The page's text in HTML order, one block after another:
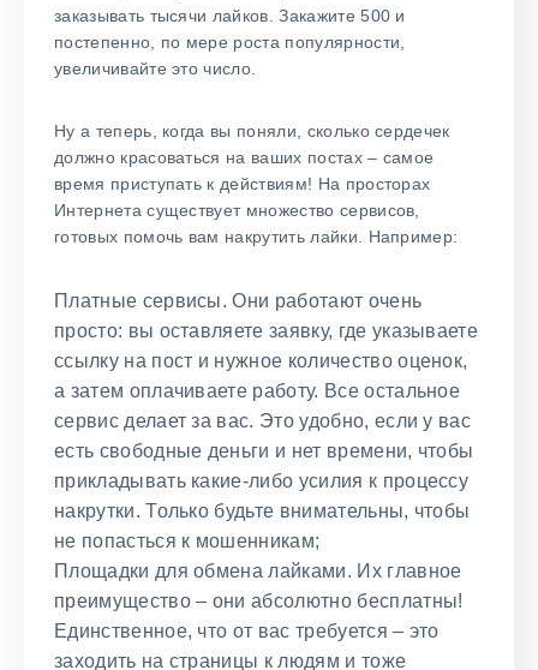
заказывать тысячи лайков. Закажите 500 и
постепенно, по мере роста популярности,
увеличивайте это число.
Ну а теперь, когда вы поняли, сколько сердечек
должно красоваться на ваших постах – самое
время приступать к действиям! На просторах
Интернета существует множество сервисов,
готовых помочь вам накрутить лайки. Например:
Платные сервисы. Они работают очень
просто: вы оставляете заявку, где указываете
ссылку на пост и нужное количество оценок,
а затем оплачиваете работу. Все остальное
сервис делает за вас. Это удобно, если у вас
есть свободные деньги и нет времени, чтобы
прикладывать какие-либо усилия к процессу
накрутки. Только будьте внимательны, чтобы
не попасться к мошенникам;
Площадки для обмена лайками. Их главное
преимущество – они абсолютно бесплатны!
Единственное, что от вас требуется – это
заходить на страницы к людям и тоже